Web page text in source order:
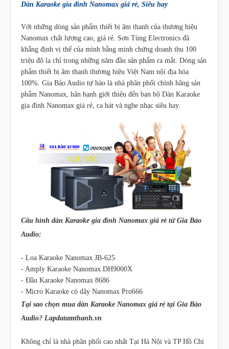
Dàn Karaoke gia đình Nanomax giá rẻ, Siêu hay
Với những dòng sản phẩm thiết bị âm thanh của thương hiệu
Nanomax chất lượng cao, giá rẻ. Sơn Tùng Electronics đã
khẳng định vị thế của mình bằng minh chứng doanh thu 100
triệu đô la chỉ trong những năm đầu sản phẩm ra mắt. Dòng sản
phẩm thiết bị âm thanh thương hiệu Việt Nam nội địa hóa
100%. Gia Bảo Audio tự hào là nhà phân phối chính hãng sản
phẩm Nanomax, hân hạnh giới thiệu đến bạn bộ Dàn Karaoke
gia đình Nanomax giá rẻ, ca hát và nghe nhạc siêu hay.
Cấu hình dàn Karaoke gia đình Nanomax giá rẻ từ Gia Bảo
Audio:
- Loa Karaoke Nanomax JB-625
- Amply Karaoke Nanomax DH9000X
- Đầu Karaoke Nanomax 8686
- Micro Karaoke có dây Nanomax Pro666
Tại sao chọn mua dàn Karaoke Nanomax giá rẻ tại Gia Bảo
Audio? Lapdatamthanh.vn
Không chỉ là nhà phân phối cao nhất Tại Hà Nội và TP Hồ Chí